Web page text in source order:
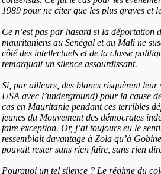
1989 pour ne citer que les plus graves et
Ce n’est pas par hasard si la déportation
mauritaniens au Senégal et au Mali ne
côté des intellectuels et de la classe
remarquait un silence assourdissant.
Si, par ailleurs, des blancs risquèrent leur
USA avec l’underground) pour la cause
cas en Mauritanie pendant ces terribles
jeunes du Mouvement des démocrates
faire exception. Or, j’ai toujours eu le
ressemblait davantage à Zola qu’à
pouvait rester sans rien faire, sans rien
Pourquoi un tel silence ? Le régime du